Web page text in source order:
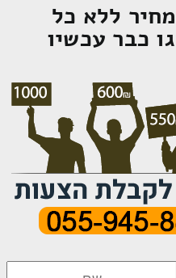
ללא כל
כבר עכשיו